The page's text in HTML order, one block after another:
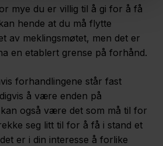
mye du er villig til å gi for å få
hende at du må flytte
av meklingsmøtet, men det er
en etablert grense på forhånd.
forhandlingene står fast
å være enden på
også være det som må til for
seg litt til for å få i stand et
er i din interesse å forlike